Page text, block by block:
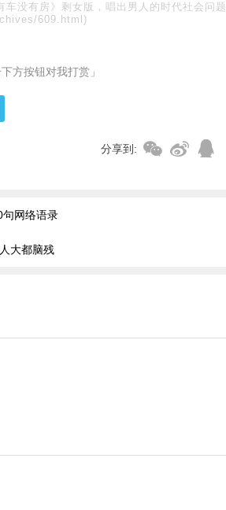
车没有房》剩女版，唱出男人的时代社会问题
609.html)
方按钮对我打赏」
分享到:
网络语录
大都脑残